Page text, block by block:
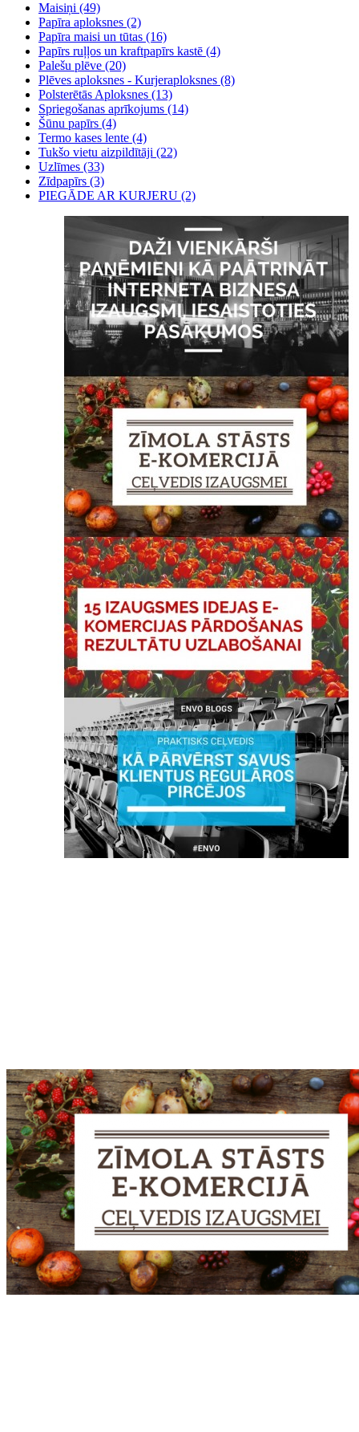
Maisiņi (49)
Papīra aploksnes (2)
Papīra maisi un tūtas (16)
Papīrs ruļļos un kraftpapīrs kastē (4)
Palešu plēve (20)
Plēves aploksnes - Kurjeraploksnes (8)
Polsterētās Aploksnes (13)
Spriegošanas aprīkojums (14)
Šūnu papīrs (4)
Termo kases lente (4)
Tukšo vietu aizpildītāji (22)
Uzlīmes (33)
Zīdpapīrs (3)
PIEGĀDE AR KURJERU (2)